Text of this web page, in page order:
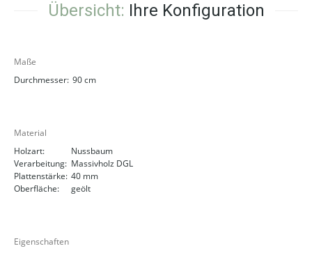
Übersicht: Ihre Konfiguration
Maße
Durchmesser: 90 cm
Material
Holzart:
Nussbaum
Verarbeitung: Massivholz DGL
Plattenstärke: 40 mm
Oberfläche:
geölt
Eigenschaften